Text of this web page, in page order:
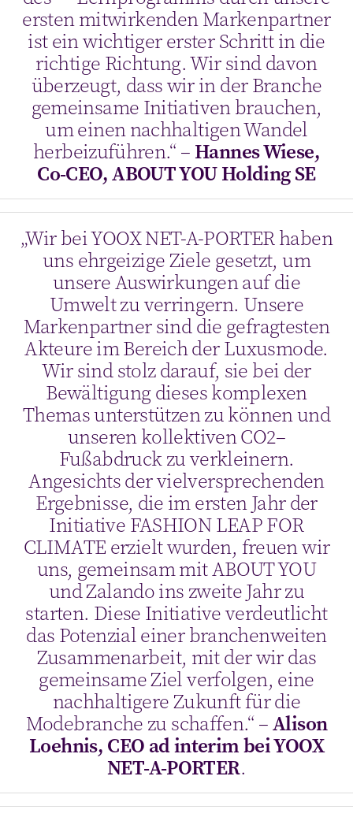
ersten mitwirkenden Markenpartner
ist ein wichtiger erster Schritt in die
richtige Richtung. Wir sind davon
überzeugt, dass wir in der Branche
gemeinsame Initiativen brauchen,
um einen nachhaltigen Wandel
herbeizuführen.“– Hannes Wiese,
Co-CEO, ABOUT YOU Holding SE
„Wir bei YOOX NET-A-PORTER haben
uns ehrgeizige Ziele gesetzt, um
unsere Auswirkungen auf die
Umwelt zu verringern. Unsere
Markenpartner sind die gefragtesten
Akteure im Bereich der Luxusmode.
Wir sind stolz darauf, sie bei der
Bewältigung dieses komplexen
Themas unterstützen zu können und
unseren kollektiven CO2–
Fußabdruck zu verkleinern.
Angesichts der vielversprechenden
Ergebnisse, die im ersten Jahr der
Initiative FASHION LEAP FOR
CLIMATE erzielt wurden, freuen wir
uns, gemeinsam mit ABOUT YOU
und Zalando ins zweite Jahr zu
starten. Diese Initiative verdeutlicht
das Potenzial einer branchenweiten
Zusammenarbeit, mit der wir das
gemeinsame Ziel verfolgen, eine
nachhaltigere Zukunft für die
Modebranche zu schaffen.“–Alison
Loehnis, CEO ad interim bei YOOX
NET-A-PORTER.